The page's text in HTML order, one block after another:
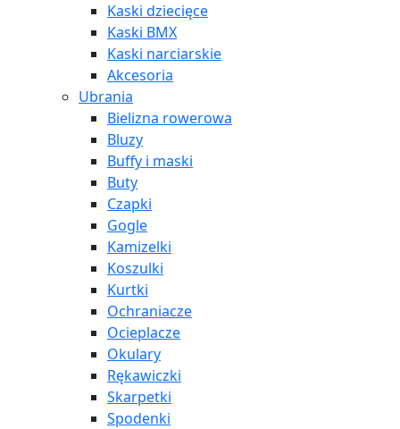
Kaski dziecięce
Kaski BMX
Kaski narciarskie
Akcesoria
Ubrania
Bielizna rowerowa
Bluzy
Buffy i maski
Buty
Czapki
Gogle
Kamizelki
Koszulki
Kurtki
Ochraniacze
Ocieplacze
Okulary
Rękawiczki
Skarpetki
Spodenki